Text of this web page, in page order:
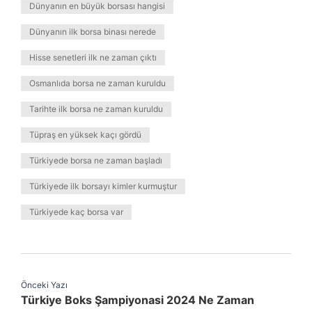
Dünyanın en büyük borsası hangisi
Dünyanın ilk borsa binası nerede
Hisse senetleri ilk ne zaman çıktı
Osmanlıda borsa ne zaman kuruldu
Tarihte ilk borsa ne zaman kuruldu
Tüpraş en yüksek kaçı gördü
Türkiyede borsa ne zaman başladı
Türkiyede ilk borsayı kimler kurmuştur
Türkiyede kaç borsa var
Önceki Yazı
Türkiye Boks Şampiyonasi 2024 Ne Zaman